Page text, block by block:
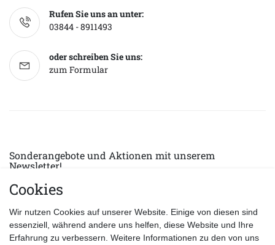
Rufen Sie uns an unter:
03844 - 8911493
oder schreiben Sie uns:
zum Formular
Sonderangebote und Aktionen mit unserem
Newsletter!
E-MAIL *
Datenschutzerklärung
Cookies
Wir nutzen Cookies auf unserer Website. Einige von diesen sind
essenziell, während andere uns helfen, diese Website und Ihre
Erfahrung zu verbessern. Weitere Informationen zu den von uns